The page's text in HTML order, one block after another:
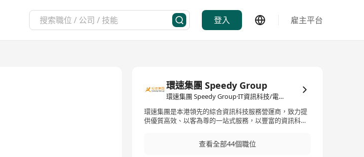
登入 雇主平台
環速集團 Speedy Group
環速集團 Speedy Group·IT資訊科技/電子商務
環速集團是本港領先的綜合資訊科技服務營運商，致力提
供優質高效、以客為尊的一站式服務，以豐富的資訊科技
的資訊科技服務，是香港主要的綜合資訊科技服務營運商
查看全部44個職位